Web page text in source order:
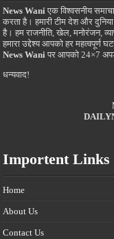
News Wani एक विश्वसनीय
करता है। हमारी टीम देश और
है। हम राजनीति, खेल, मनोरंजन,
हमारा उद्देश्य आपको हर महत्वपूर्ण
News Wani पर आपको 24×7
धन्यवाद!
Importent Links
Home
About Us
Contact Us